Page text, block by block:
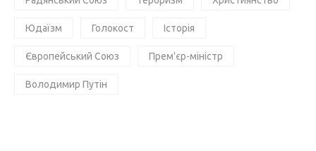
Юдаїзм Голокост Історія
Європейський Союз Прем'єр-міністр
Володимир Путін